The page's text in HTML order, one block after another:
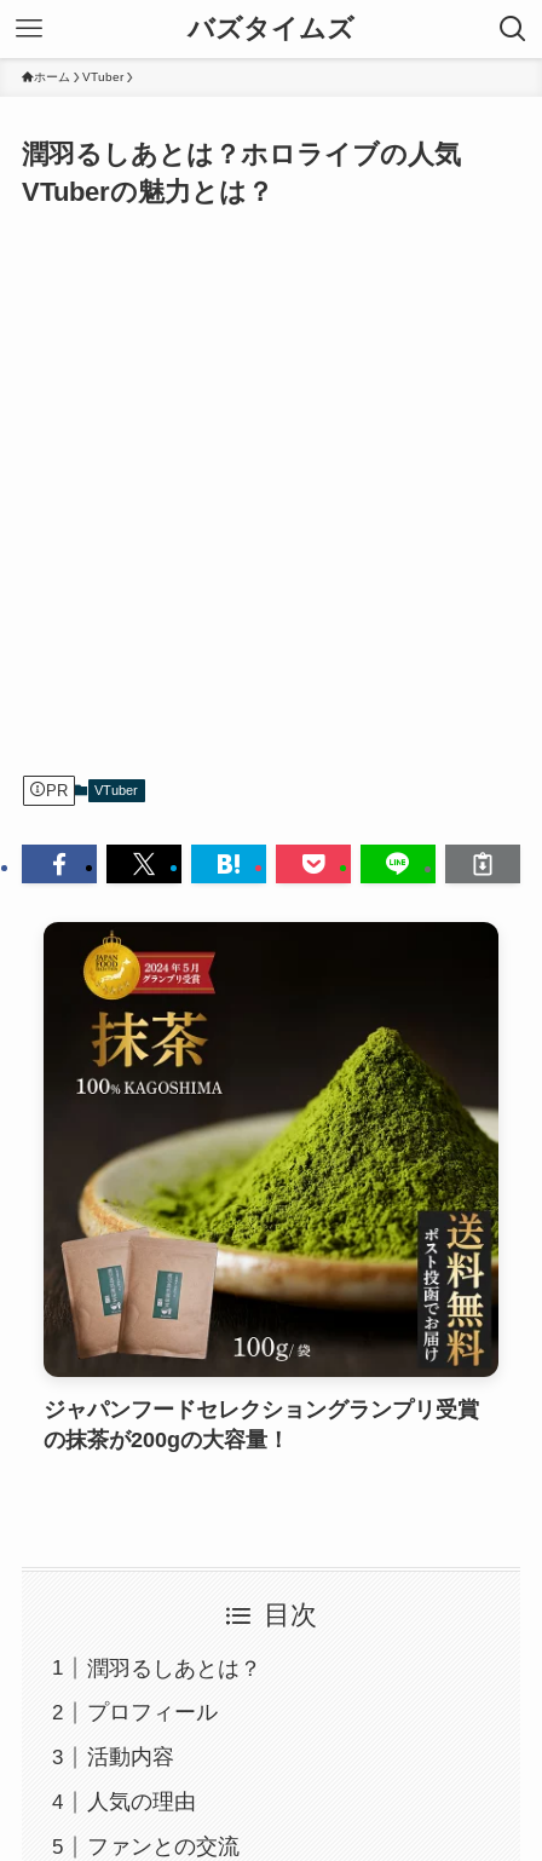
バズタイムズ
ホーム VTuber
潤羽るしあとは？ホロライブの人気
VTuberの魅力とは？
PR VTuber
ジャパンフードセレクショングランプリ受賞
の抹茶が200gの大容量！
目次
潤羽るしあとは？
プロフィール
活動内容
人気の理由
ファンとの交流